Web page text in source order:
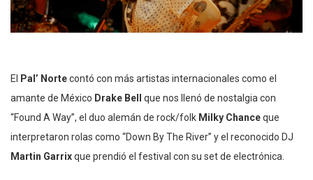
El Pal’ Nortecontó con más artistas internacionales como el
amante de México Drake Bell que nos llenó de nostalgia con
“Found A Way”, el duo alemán de rock/folk Milky Chanceque
interpretaron rolas como “Down By The River” y el reconocido DJ
Martin Garrixque prendió el festival con su set de electrónica.